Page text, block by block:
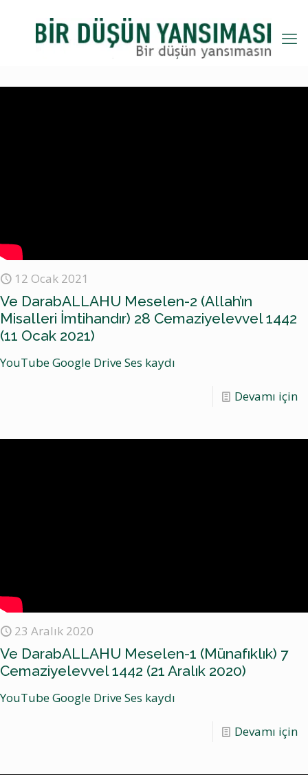
12 Ocak 2021
Ve DarabALLAHU Meselen-2 (Allah’ın
Misalleri İmtihandır) 28 Cemaziyelevvel 1442
(11 Ocak 2021)
YouTube Google Drive Ses kaydı
Devamı için
23 Aralık 2020
Ve DarabALLAHU Meselen-1 (Münafıklık) 7
Cemaziyelevvel 1442 (21 Aralık 2020)
YouTube Google Drive Ses kaydı
Devamı için